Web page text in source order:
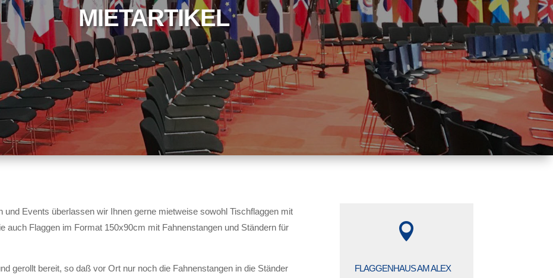
MIETARTIKEL
und Events überlassen wir Ihnen gerne mietweise sowohl Tischflaggen mit
auch Flaggen im Format 150x90cm mit Fahnenstangen und Ständern für
gerollt bereit, so daß vor Ort nur noch die Fahnenstangen in die Ständer

FLAGGENHAUS AM ALEX